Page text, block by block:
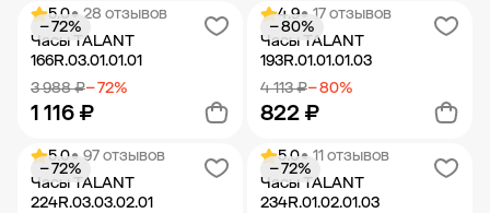
Добавить в корзину Добавить в корзину
5.0• 28 отзывов
Часы TALANT
166R.03.01.01.01
3 988 ₽− 72%
1 116 ₽
− 72%
Добавить в корзину
4.9• 17 отзывов
Часы TALANT
193R.01.01.01.03
4 113 ₽− 80%
822 ₽
− 80%
Добавить в корзину
5.0• 97 отзывов
Часы TALANT
224R.03.03.02.01
− 72%
5.0• 11 отзывов
Часы TALANT
234R.01.02.01.03
− 72%